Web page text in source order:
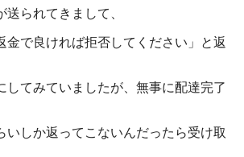
られてきまして、
金で良ければ拒否してください」と返
してみていましたが、無事に配達完了
いしか返ってこないんだったら受け取